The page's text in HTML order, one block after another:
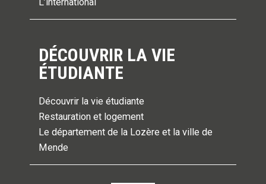
DÉCOUVRIR LA VIE
ÉTUDIANTE
Découvrir la vie étudiante
Restauration et logement
Le département de la Lozère et la ville de
Mende